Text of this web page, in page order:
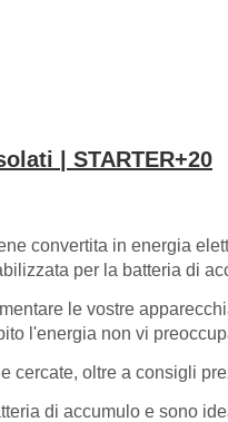
| STARTER+20
convertita in energia
per la batteria di
le vostre
l'energia non vi
cercate, oltre a consigli
di accumulo e sono